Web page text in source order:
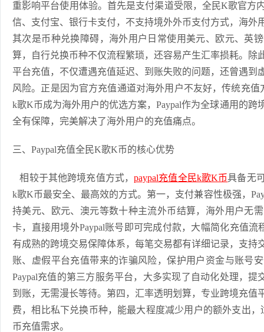
重影响平台使用体验。首先是支付渠道受限，全民K歌官方
信、支付宝、银行卡支付，不支持境外外币支付方式，海外
其次是币种兑换障碍，海外用户日常使用美元、欧元、英
算，自行兑换币种不仅流程繁琐，还容易产生汇率损耗。除
平台充值，不仅遭遇充值延迟、到账失败的问题，还曾遇到
风险。正是因为官方充值通道对海外用户不友好，传统充值
k歌K币成为海外用户的优选方案，Paypal作为全球通用的跨
全有保障，完美解决了海外用户的充值痛点。
三、Paypal充值全民K歌K币的核心优势
相较于其他跨境充值方式，paypal充值全民k歌K币具备无
k歌K币最安全、最高效的方式。第一，支付兼容性极强，
持美元、欧元、澳元等数十种主流外币结算，海外用户无
卡，直接用境外Paypal账号即可完成付款，大幅简化充值流
有成熟的跨境交易保障体系，每笔交易都有详细记录，支持
账、虚假平台充值带来的诈骗风险，保护用户资金与账号
Paypal充值的第三方服务平台，大多实现了自动化处理，
到账，无需漫长等待。第四，汇率透明划算，专业跨境充值
费，相比私下兑换币种，能最大程度减少用户的额外支出
币充值需求。